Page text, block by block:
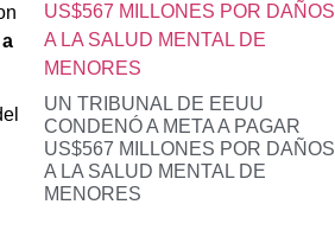
UN TRIBUNAL DE EEUU
CONDENÓ A META A PAGAR
US$567 MILLONES POR DAÑOS
A LA SALUD MENTAL DE
MENORES